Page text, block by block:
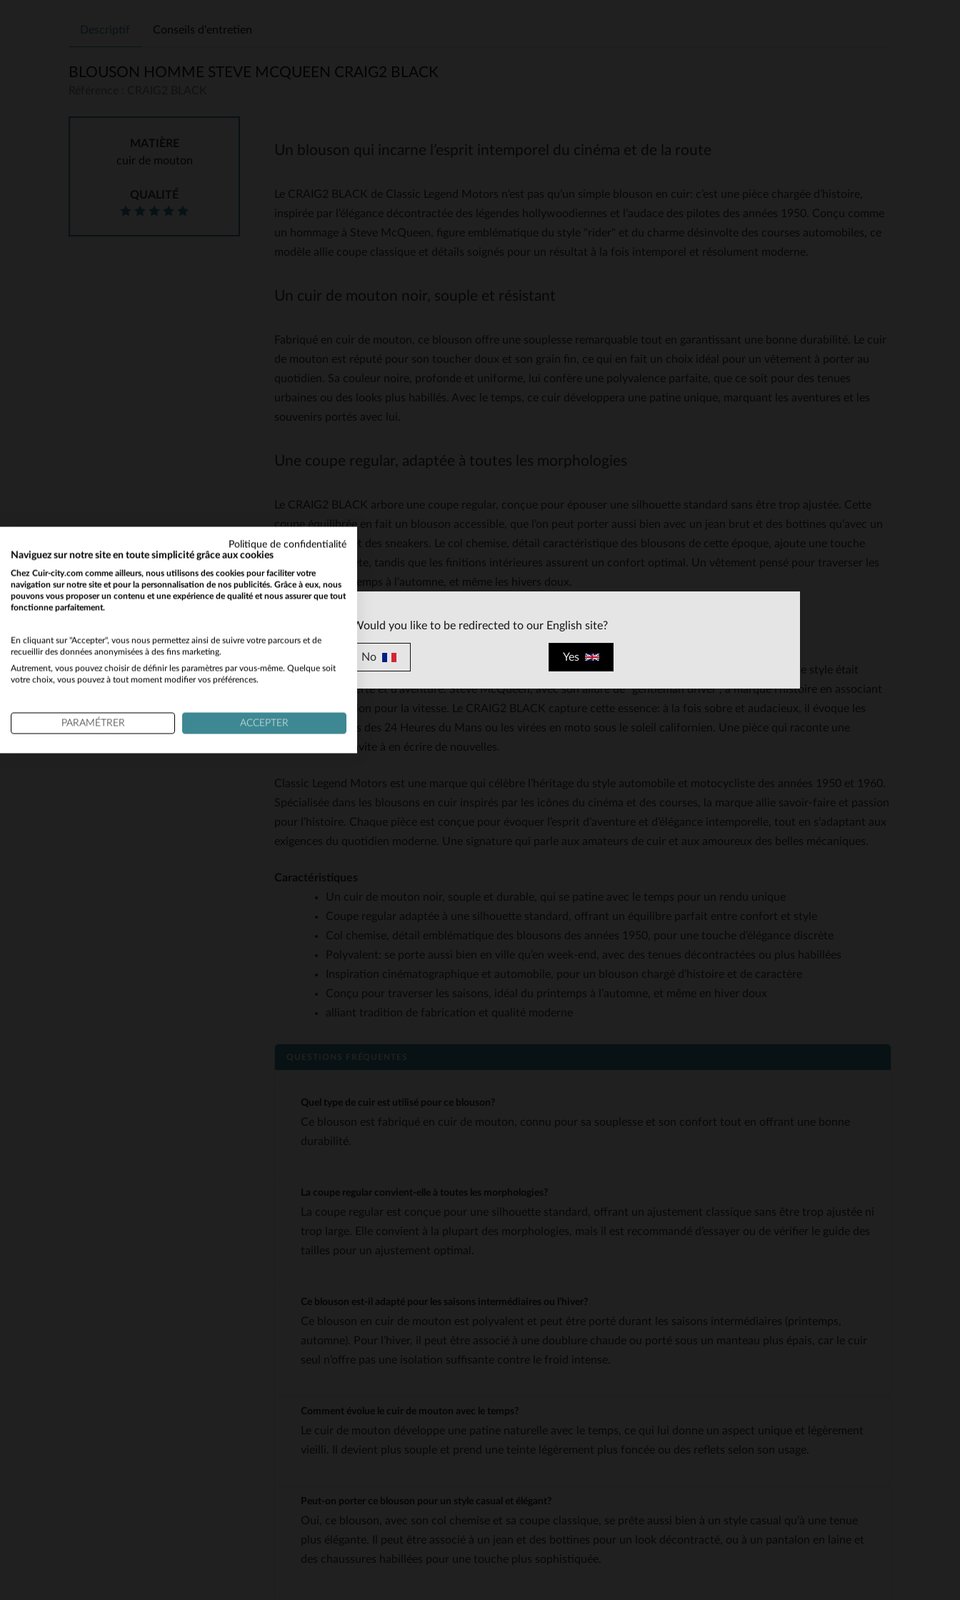
Descriptif Conseils d'entretien
BLOUSON HOMME STEVE MCQUEEN CRAIG2 BLACK
MATIÈRE
cuir de mouton
QUALITÉ
Un blouson qui incarne l’esprit intemporel du cinéma et de la route
Le CRAIG2 BLACK de Classic Legend Motors n’est pas qu’un simple blouson en cuir: c’est une pièce chargée d’histoire,
inspirée par l’élégance décontractée des légendes hollywoodiennes et l’audace des pilotes des années 1950. Conçu comme
un hommage à Steve McQueen, figure emblématique du style "rider" et du charme désinvolte des courses automobiles, ce
modèle allie coupe classique et détails soignés pour un résultat à la fois intemporel et résolument moderne.
Un cuir de mouton noir, souple et résistant
Fabriqué en cuir de mouton, ce blouson offre une souplesse remarquable tout en garantissant une bonne durabilité. Le cuir
de mouton est réputé pour son toucher doux et son grain fin, ce qui en fait un choix idéal pour un vêtement à porter au
quotidien. Sa couleur noire, profonde et uniforme, lui confère une polyvalence parfaite, que ce soit pour des tenues
urbaines ou des looks plus habillés. Avec le temps, ce cuir développera une patine unique, marquant les aventures et les
souvenirs portés avec lui.
Une coupe regular, adaptée à toutes les morphologies
Le CRAIG2 BLACK arbore une coupe regular, conçue pour épouser une silhouette standard sans être trop ajustée. Cette
coupe équilibrée en fait un blouson accessible, que l’on peut porter aussi bien avec un jean brut et des bottines qu’avec un
pantalon chino et des sneakers. Le col chemise, détail caractéristique des blousons de cette époque, ajoute une touche
d’élégance discrète, tandis que les finitions intérieures assurent un confort optimal. Un vêtement pensé pour traverser les
saisons, du printemps à l’automne, et même les hivers doux.
Un héritage entre cinéma et courses automobiles
Ce blouson puise son inspiration dans l’âge d’or d’Hollywood et des courses automobiles, une époque où le style était
synonyme de liberté et d’aventure. Steve McQueen, avec son allure de "gentleman driver", a marqué l’histoire en associant
élégance et passion pour la vitesse. Le CRAIG2 BLACK capture cette essence: à la fois sobre et audacieux, il évoque les
routes mythiques des 24 Heures du Mans ou les virées en moto sous le soleil californien. Une pièce qui raconte une
histoire, et qui invite à en écrire de nouvelles.
Classic Legend Motors est une marque qui célèbre l’héritage du style automobile et motocycliste des années 1950 et 1960.
Spécialisée dans les blousons en cuir inspirés par les icônes du cinéma et des courses, la marque allie savoir-faire et passion
pour l’histoire. Chaque pièce est conçue pour évoquer l’esprit d’aventure et d’élégance intemporelle, tout en s’adaptant aux
exigences du quotidien moderne. Une signature qui parle aux amateurs de cuir et aux amoureux des belles mécaniques.
Caractéristiques
Un cuir de mouton noir, souple et durable, qui se patine avec le temps pour un rendu unique
Coupe regular adaptée à une silhouette standard, offrant un équilibre parfait entre confort et style
Col chemise, détail emblématique des blousons des années 1950, pour une touche d’élégance discrète
Polyvalent: se porte aussi bien en ville qu’en week-end, avec des tenues décontractées ou plus habillées
Inspiration cinématographique et automobile, pour un blouson chargé d’histoire et de caractère
Conçu pour traverser les saisons, idéal du printemps à l’automne, et même en hiver doux
alliant tradition de fabrication et qualité moderne
QUESTIONS FRÉQUENTES
Quel type de cuir est utilisé pour ce blouson?
Ce blouson est fabriqué en cuir de mouton, connu pour sa souplesse et son confort tout en offrant une bonne
durabilité.
La coupe regular convient-elle à toutes les morphologies?
La coupe regular est conçue pour une silhouette standard, offrant un ajustement classique sans être trop ajustée ni
trop large. Elle convient à la plupart des morphologies, mais il est recommandé d’essayer ou de vérifier le guide des
tailles pour un ajustement optimal.
Ce blouson est-il adapté pour les saisons intermédiaires ou l’hiver?
Ce blouson en cuir de mouton est polyvalent et peut être porté durant les saisons intermédiaires (printemps,
automne). Pour l’hiver, il peut être associé à une doublure chaude ou porté sous un manteau plus épais, car le cuir
seul n’offre pas une isolation suffisante contre le froid intense.
Comment évolue le cuir de mouton avec le temps?
Le cuir de mouton développe une patine naturelle avec le temps, ce qui lui donne un aspect unique et légèrement
vieilli. Il devient plus souple et prend une teinte légèrement plus foncée ou des reflets selon son usage.
Peut-on porter ce blouson pour un style casual et élégant?
Oui, ce blouson, avec son col chemise et sa coupe classique, se prête aussi bien à un style casual qu’à une tenue
plus élégante. Il peut être associé à un jean et des bottines pour un look décontracté, ou à un pantalon en laine et
des chaussures habillées pour une touche plus sophistiquée.
Would you like to be redirected to our English site?
No Yes
Politique de confidentialité
Naviguez sur notre site en toute simplicité grâce aux cookies
Chez Cuir-city.com comme ailleurs, nous utilisons des cookies pour faciliter votre
navigation sur notre site et pour la personnalisation de nos publicités. Grâce à eux, nous
pouvons vous proposer un contenu et une expérience de qualité et nous assurer que tout
fonctionne parfaitement.
En cliquant sur "Accepter", vous nous permettez ainsi de suivre votre parcours et de
recueillir des données anonymisées à des fins marketing.
Autrement, vous pouvez choisir de définir les paramètres par vous-même. Quelque soit
votre choix, vous pouvez à tout moment modifier vos préférences.
PARAMÉTRER ACCEPTER